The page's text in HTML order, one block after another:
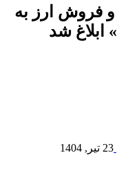
و فروش ارز به
23 تیر, 1404